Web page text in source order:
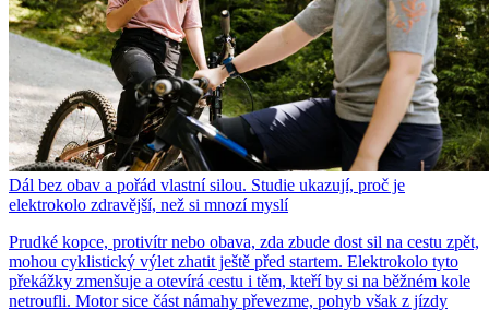
Dál bez obav a pořád vlastní silou. Studie ukazují, proč je
elektrokolo zdravější, než si mnozí myslí
Prudké kopce, protivítr nebo obava, zda zbude dost sil na cestu zpět,
mohou cyklistický výlet zhatit ještě před startem. Elektrokolo tyto
překážky zmenšuje a otevírá cestu i těm, kteří by si na běžném kole
netroufli. Motor sice část námahy převezme, pohyb však z jízdy